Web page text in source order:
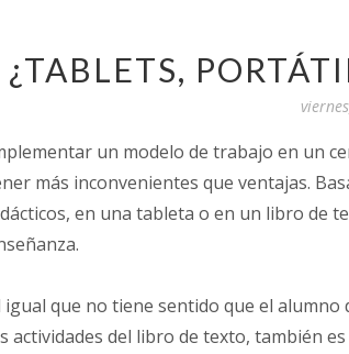
¿TABLETS,
un modelo de trabajo en un
más inconvenientes que ventajas.
en una tableta o en un libro de
igual que no tiene sentido que el
actividades del libro de texto, también